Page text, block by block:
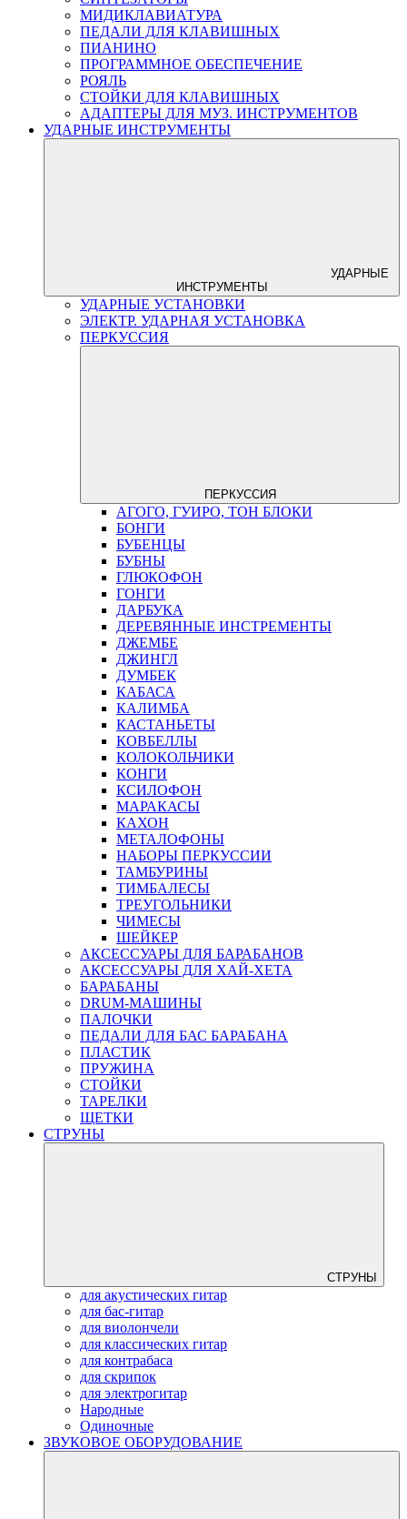
МИДИКЛАВИАТУРА
ПЕДАЛИ ДЛЯ КЛАВИШНЫХ
ПИАНИНО
ПРОГРАММНОЕ ОБЕСПЕЧЕНИЕ
РОЯЛЬ
СТОЙКИ ДЛЯ КЛАВИШНЫХ
АДАПТЕРЫ ДЛЯ МУЗ. ИНСТРУМЕНТОВ
УДАРНЫЕ ИНСТРУМЕНТЫ
УДАРНЫЕ
ИНСТРУМЕНТЫ
УДАРНЫЕ УСТАНОВКИ
ЭЛЕКТР. УДАРНАЯ УСТАНОВКА
ПЕРКУССИЯ
ПЕРКУССИЯ
АГОГО, ГУИРО, ТОН БЛОКИ
БОНГИ
БУБЕНЦЫ
БУБНЫ
ГЛЮКОФОН
ГОНГИ
ДАРБУКА
ДЕРЕВЯННЫЕ ИНСТРЕМЕНТЫ
ДЖЕМБЕ
ДЖИНГЛ
ДУМБЕК
КАБАСА
КАЛИМБА
КАСТАНЬЕТЫ
КОВБЕЛЛЫ
КОЛОКОЛЬЧИКИ
КОНГИ
КСИЛОФОН
МАРАКАСЫ
КАХОН
МЕТАЛОФОНЫ
НАБОРЫ ПЕРКУССИИ
ТАМБУРИНЫ
ТИМБАЛЕСЫ
ТРЕУГОЛЬНИКИ
ЧИМЕСЫ
ШЕЙКЕР
АКСЕССУАРЫ ДЛЯ БАРАБАНОВ
АКСЕССУАРЫ ДЛЯ ХАЙ-ХЕТА
БАРАБАНЫ
DRUM-МАШИНЫ
ПАЛОЧКИ
ПЕДАЛИ ДЛЯ БАС БАРАБАНА
ПЛАСТИК
ПРУЖИНА
СТОЙКИ
ТАРЕЛКИ
ЩЕТКИ
СТРУНЫ
СТРУНЫ
для акустических гитар
для бас-гитар
для виолончели
для классических гитар
для контрабаса
для скрипок
для электрогитар
Народные
Одиночные
ЗВУКОВОЕ ОБОРУДОВАНИЕ